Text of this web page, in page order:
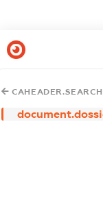
CAHEADER.SEARCH